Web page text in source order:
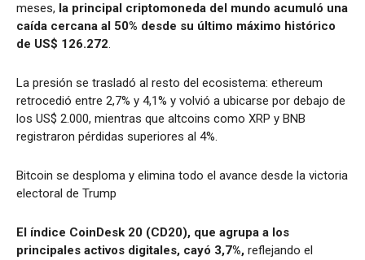
meses, la principal criptomoneda del mundo acumuló una
caída cercana al 50% desde su último máximo histórico
de US$ 126.272.
La presión se trasladó al resto del ecosistema: ethereum
retrocedió entre 2,7% y 4,1% y volvió a ubicarse por debajo de
los US$ 2.000, mientras que altcoins como XRP y BNB
registraron pérdidas superiores al 4%.
Bitcoin se desploma y elimina todo el avance desde la victoria
electoral de Trump
El índice CoinDesk 20 (CD20), que agrupa a los
principales activos digitales, cayó 3,7%, reflejando el